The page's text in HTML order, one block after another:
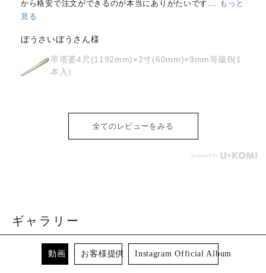
はじめて注文しました。メールと電話で内容照会しました
が、どちらも丁寧に対応していただきました。製品の
osyoh様
経木塔婆・水塔婆五輪型１尺
全てのレビューをみる
ギャラリー
動画 お客様提供 Instagram Official Album